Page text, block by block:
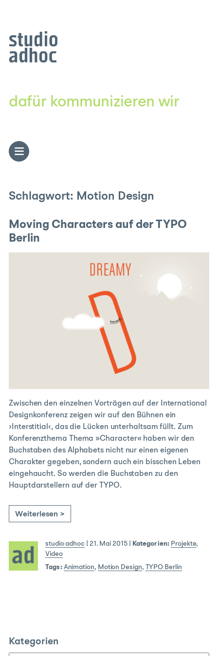
dafür kommunizieren wir
Schlagwort: Motion Design
Moving Characters auf der TYPO
Berlin
Zwischen den einzelnen Vorträgen auf der International
Designkonferenz zeigen wir auf den Bühnen ein
›Interstitial‹, das die Lücken unterhaltsam füllt. Zum
Konferenzthema Thema »Character« haben wir den
Buchstaben des Alphabets nicht nur einen eigenen
Charakter gegeben, sondern auch ein bisschen Leben
eingehaucht. So werden die Buchstaben zu den
Hauptdarstellern auf der TYPO.
Weiterlesen >
studio adhoc 21. Mai 2015| Kategorien: Projekte,
Video
Tags: Animation, Motion Design, TYPO Berlin
Kategorien